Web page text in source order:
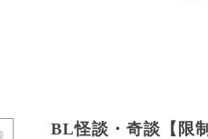
BL怪談・奇談【限